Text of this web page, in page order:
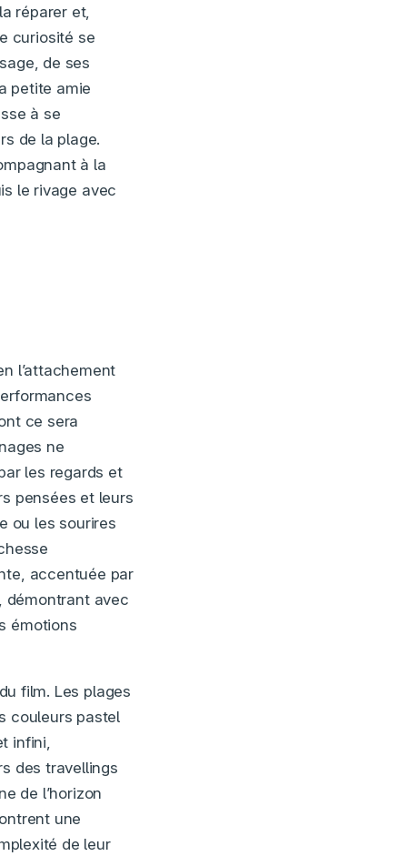
réparer et,
curiosité se
de ses
petite amie
à se
de la plage.
à la
le rivage avec
l’attachement
ce sera
ne
les regards et
pensées et leurs
ou les sourires
accentuée par
démontrant avec
émotions
film. Les plages
couleurs pastel
infini,
des travellings
de l’horizon
une
de leur